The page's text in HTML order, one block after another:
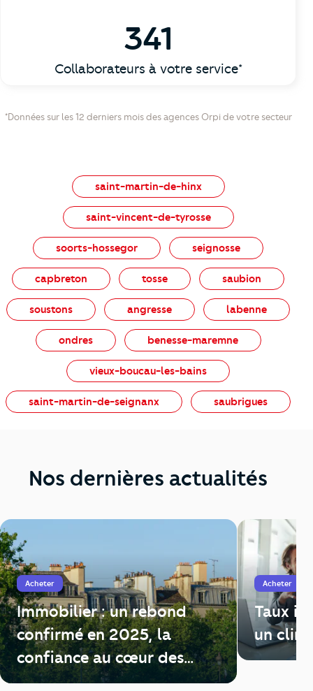
341
Collaborateurs à votre service*
*Données sur les 12 derniers mois des agences Orpi de votre secteur
saint-martin-de-hinx
saint-vincent-de-tyrosse
soorts-hossegor seignosse
capbreton tosse saubion
soustons angresse labenne
ondres benesse-maremne
vieux-boucau-les-bains
saint-martin-de-seignanx saubrigues
Nos dernières actualités
Acheter
Immobilier : un rebond
confirmé en 2025, la
confiance au cœur des
enjeux de 2026
Acheter
Taux
un